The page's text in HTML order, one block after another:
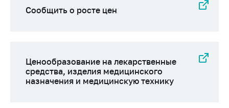
Сообщить о росте цен
Ценообразование на лекарственные
средства, изделия медицинского
назначения и медицинскую технику